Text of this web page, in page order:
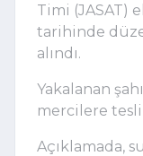
Timi (JASAT)
tarihinde
alındı.
Yakalanan
mercilere
Açıklamada,